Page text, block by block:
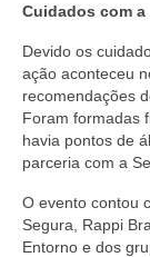
Cuidados com a
Devido os
ação aconteceu
recomendações
Foram formadas
havia pontos de
parceria com a
O evento contou
Segura, Rappi
Entorno e dos